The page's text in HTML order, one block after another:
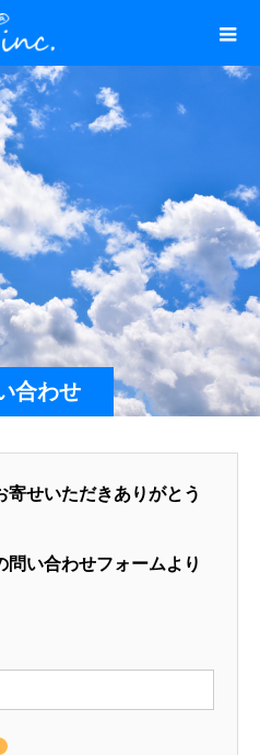
合わせ
せいただきありがとう
問い合わせフォームより